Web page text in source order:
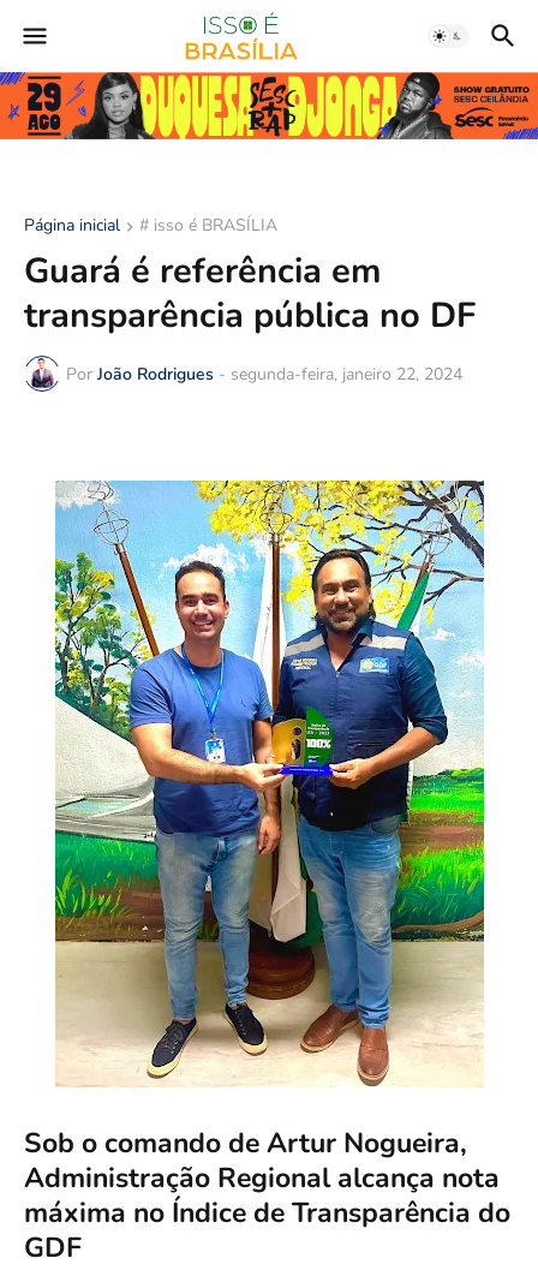
Página inicial # isso é BRASÍLIA
Guará é referência em
transparência pública no DF
Por João Rodrigues - segunda-feira, janeiro 22, 2024
Sob o comando de Artur Nogueira,
Administração Regional alcança nota
máxima no Índice de Transparência do
GDF